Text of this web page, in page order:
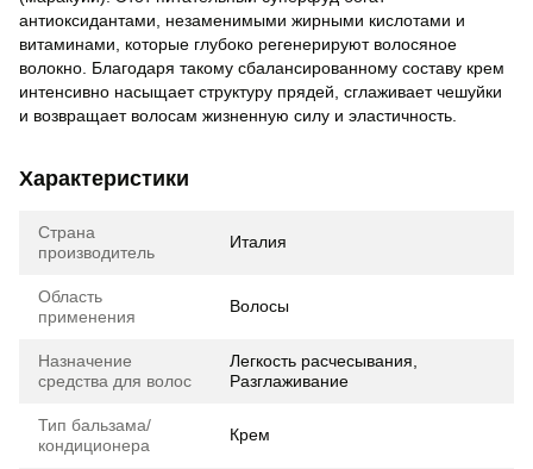
антиоксидантами, незаменимыми жирными кислотами и
витаминами, которые глубоко регенерируют волосяное
волокно. Благодаря такому сбалансированному составу крем
интенсивно насыщает структуру прядей, сглаживает чешуйки
и возвращает волосам жизненную силу и эластичность.
Характеристики
Страна
производитель
Италия
Область
применения
Волосы
Назначение
средства для волос
Легкость расчесывания,
Разглаживание
Тип бальзама/
кондиционера
Крем